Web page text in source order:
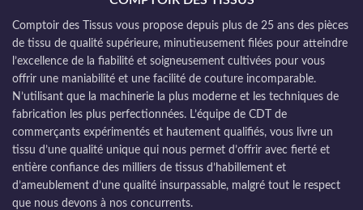
Comptoir des Tissus vous propose depuis plus de 25 ans des pièces
de tissu de qualité supérieure, minutieusement filées pour atteindre
l’excellence de la fiabilité et soigneusement cultivées pour vous
offrir une maniabilité et une facilité de couture incomparable.
N’utilisant que la machinerie la plus moderne et les techniques de
fabrication les plus perfectionnées. L’équipe de CDT de
commerçants expérimentés et hautement qualifiés, vous livre un
tissu d’une qualité unique qui nous permet d’offrir avec fierté et
entière confiance des milliers de tissus d’habillement et
d’ameublement d’une qualité insurpassable, malgré tout le respect
que nous devons à nos concurrents.